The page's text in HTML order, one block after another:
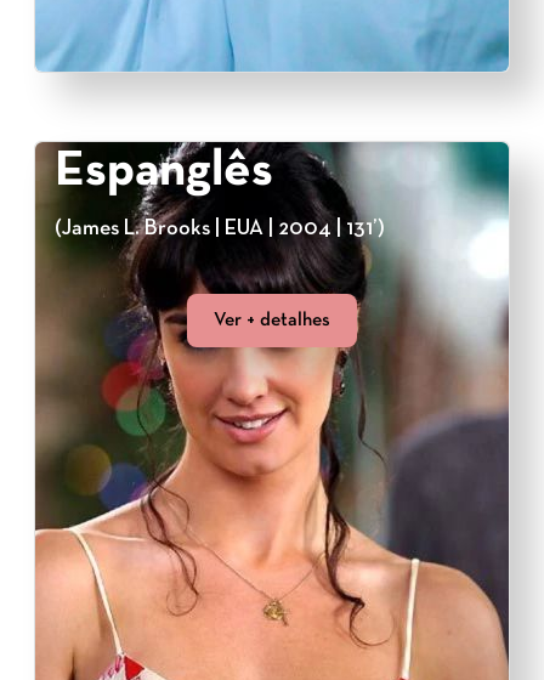
Espanglês
(James L. Brooks | EUA | 2004 | 131’)
Ver + detalhes